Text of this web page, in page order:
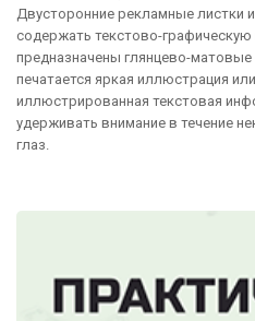
Двусторонние рекламные листки
содержать текстово-
предназначены глянцево-матовые
печатается яркая иллюстрация
иллюстрированная текстовая
удерживать внимание в течение
глаз.